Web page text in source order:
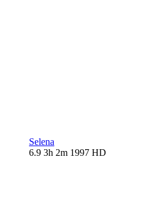
Selena
6.9 3h 2m 1997 HD